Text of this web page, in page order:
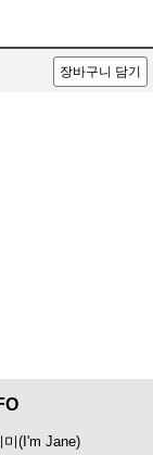
장바구니 담기
(I'm Jane)